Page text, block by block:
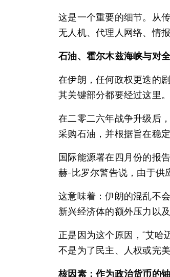
这是一个重要的细节。从
无人机、代理人网络、情
石油、霍尔木兹海峡与对
在伊朗，任何政权更迭的
其关键部分都要经过这里。
在二零二六年战争升级后
采购石油，并根据旨在稳
国际能源署在四月份的报
赫-比罗尔警告说，由于供
这意味着：伊朗的混乱不
新兴经济体的额外压力以
正是因为这个原因，“艾哈
不是为了民主、人权或完
核因素：作为政治货币的铀